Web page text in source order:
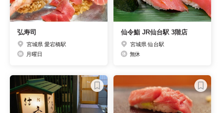
弘寿司
宮城県 愛宕橋駅
月曜日
仙令鮨 JR仙台駅 3階店
宮城県 仙台駅
無休